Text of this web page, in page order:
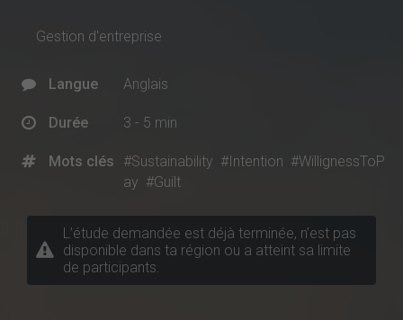
Gestion d'entreprise
Langue Anglais
Durée 3 - 5 min
Mots clés #Sustainability #Intention #WillignessToP
ay #Guilt
L’étude demandée est déjà terminée, n’est pas
disponible dans ta région ou a atteint sa limite
de participants.